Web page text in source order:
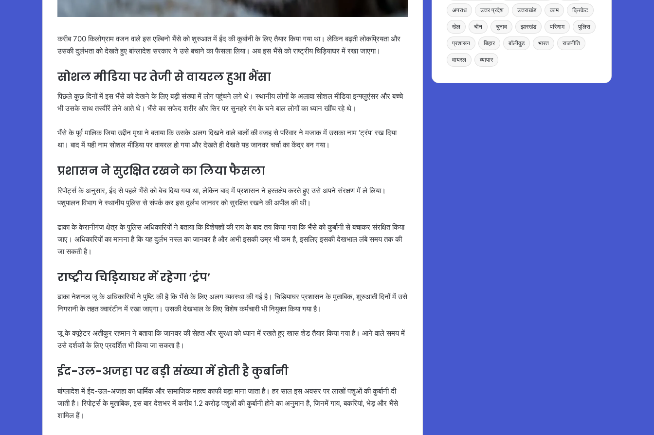
करीब 700 किलोग्राम वजन वाले इस एल्बिनो भैंसे को शुरुआत में ईद की कुर्बानी के लिए तैयार किया गया था। लेकिन बढ़ती लोकप्रियता और
उसकी दुर्लभता को देखते हुए बांग्लादेश सरकार ने उसे बचाने का फैसला लिया। अब इस भैंसे को राष्ट्रीय चिड़ियाघर में रखा जाएगा।
सोशल मीडिया पर तेजी से वायरल हुआ भैंसा
पिछले कुछ दिनों में इस भैंसे को देखने के लिए बड़ी संख्या में लोग पहुंचने लगे थे। स्थानीय लोगों के अलावा सोशल मीडिया इन्फ्लुएंसर और बच्चे
भी उसके साथ तस्वीरें लेने आते थे। भैंसे का सफेद शरीर और सिर पर सुनहरे रंग के घने बाल लोगों का ध्यान खींच रहे थे।
भैंसे के पूर्व मालिक जिया उद्दीन मृधा ने बताया कि उसके अलग दिखने वाले बालों की वजह से परिवार ने मजाक में उसका नाम ‘ट्रंप’ रख दिया
था। बाद में यही नाम सोशल मीडिया पर वायरल हो गया और देखते ही देखते यह जानवर चर्चा का केंद्र बन गया।
प्रशासन ने सुरक्षित रखने का लिया फैसला
रिपोर्ट्स के अनुसार, ईद से पहले भैंसे को बेच दिया गया था, लेकिन बाद में प्रशासन ने हस्तक्षेप करते हुए उसे अपने संरक्षण में ले लिया।
पशुपालन विभाग ने स्थानीय पुलिस से संपर्क कर इस दुर्लभ जानवर को सुरक्षित रखने की अपील की थी।
ढाका के केरानीगंज क्षेत्र के पुलिस अधिकारियों ने बताया कि विशेषज्ञों की राय के बाद तय किया गया कि भैंसे को कुर्बानी से बचाकर संरक्षित किया
जाए। अधिकारियों का मानना है कि यह दुर्लभ नस्ल का जानवर है और अभी इसकी उम्र भी कम है, इसलिए इसकी देखभाल लंबे समय तक की
जा सकती है।
राष्ट्रीय चिड़ियाघर में रहेगा ‘ट्रंप’
ढाका नेशनल जू के अधिकारियों ने पुष्टि की है कि भैंसे के लिए अलग व्यवस्था की गई है। चिड़ियाघर प्रशासन के मुताबिक, शुरुआती दिनों में उसे
निगरानी के तहत क्वारंटीन में रखा जाएगा। उसकी देखभाल के लिए विशेष कर्मचारी भी नियुक्त किया गया है।
जू के क्यूरेटर अतीकुर रहमान ने बताया कि जानवर की सेहत और सुरक्षा को ध्यान में रखते हुए खास शेड तैयार किया गया है। आने वाले समय में
उसे दर्शकों के लिए प्रदर्शित भी किया जा सकता है।
ईद-उल-अजहा पर बड़ी संख्या में होती है कुर्बानी
बांग्लादेश में ईद-उल-अजहा का धार्मिक और सामाजिक महत्व काफी बड़ा माना जाता है। हर साल इस अवसर पर लाखों पशुओं की कुर्बानी दी
जाती है। रिपोर्ट्स के मुताबिक, इस बार देशभर में करीब 1.2 करोड़ पशुओं की कुर्बानी होने का अनुमान है, जिनमें गाय, बकरियां, भेड़ और भैंसे
शामिल हैं।
अपराध उत्तर प्रदेश उत्तराखंड काम क्रिकेट
खेल चीन चुनाव झारखंड परिणाम पुलिस
प्रशासन बिहार बॉलीवुड भारत राजनीति
वायरल व्यापार